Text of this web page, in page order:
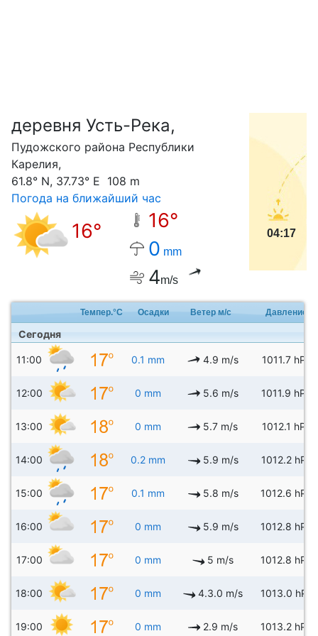
деревня Усть-Река,
Пудожского района Республики
Карелия,
61.8° N, 37.73° E 108 m
Погода на ближайший час
16°
16°
0 mm
4m/s
04:17
Темпер.°C Осадки Ветер м/с Давление
Сегодня
11:00 0.1 mm 4.9 m/s 1011.7 hPa
12:00 0 mm 5.6 m/s 1011.9 hPa
13:00 0 mm 5.7 m/s 1012.1 hPa
14:00 0.2 mm 5.9 m/s 1012.2 hPa
15:00 0.1 mm 5.8 m/s 1012.6 hPa
16:00 0 mm 5.9 m/s 1012.8 hPa
17:00 0 mm 5 m/s 1012.8 hPa
18:00 0 mm 4.3.0 m/s 1013.0 hPa
19:00 0 mm 2.9 m/s 1013.2 hPa